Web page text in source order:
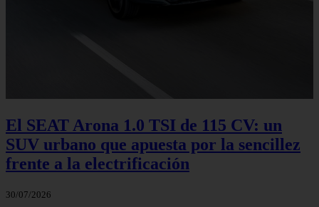
El SEAT Arona 1.0 TSI de 115 CV: un
SUV urbano que apuesta por la sencillez
frente a la electrificación
30/07/2026